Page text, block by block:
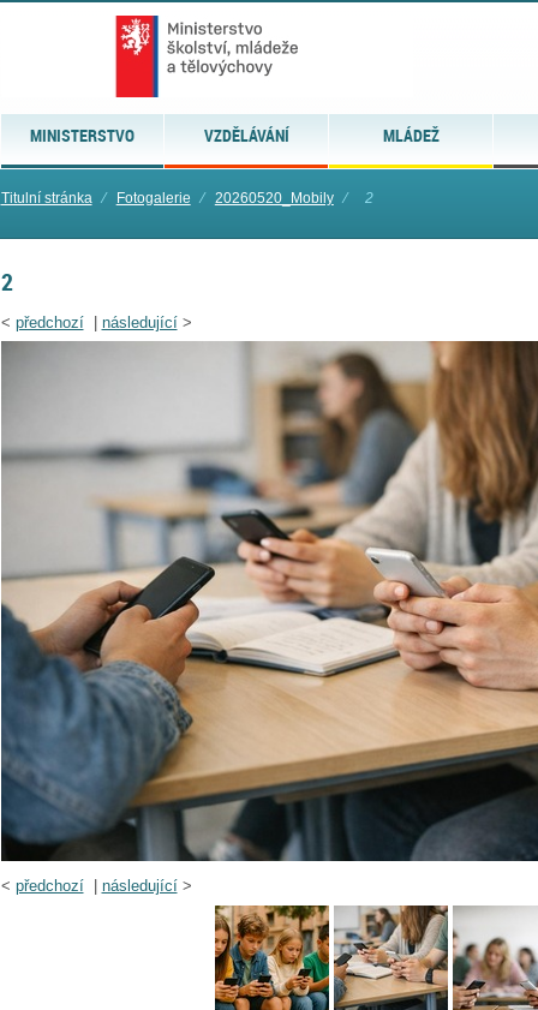
MINISTERSTVO VZDĚLÁVÁNÍ MLÁDEŽ
Titulní stránka ⁄ Fotogalerie ⁄ 20260520_Mobily ⁄ 2
2
< předchozí| následující>
< předchozí| následující>